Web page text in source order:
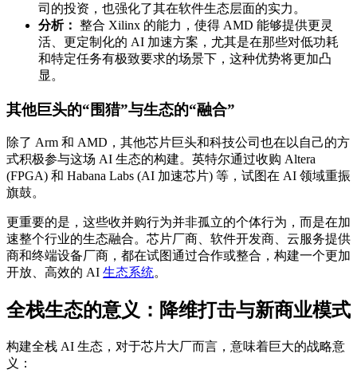
司的投资，也强化了其在软件生态层面的实力。
分析： 整合 Xilinx 的能力，使得 AMD 能够提供更灵
活、更定制化的 AI 加速方案，尤其是在那些对低功耗
和特定任务有极致要求的场景下，这种优势将更加凸
显。
其他巨头的“围猎”与生态的“融合”
除了 Arm 和 AMD，其他芯片巨头和科技公司也在以自己的方
式积极参与这场 AI 生态的构建。英特尔通过收购 Altera
(FPGA) 和 Habana Labs (AI 加速芯片) 等，试图在 AI 领域重振
旗鼓。
更重要的是，这些收并购行为并非孤立的个体行为，而是在加
速整个行业的生态融合。芯片厂商、软件开发商、云服务提供
商和终端设备厂商，都在试图通过合作或整合，构建一个更加
开放、高效的 AI 生态系统。
全栈生态的意义：降维打击与新商业模式
构建全栈 AI 生态，对于芯片大厂而言，意味着巨大的战略意
义：